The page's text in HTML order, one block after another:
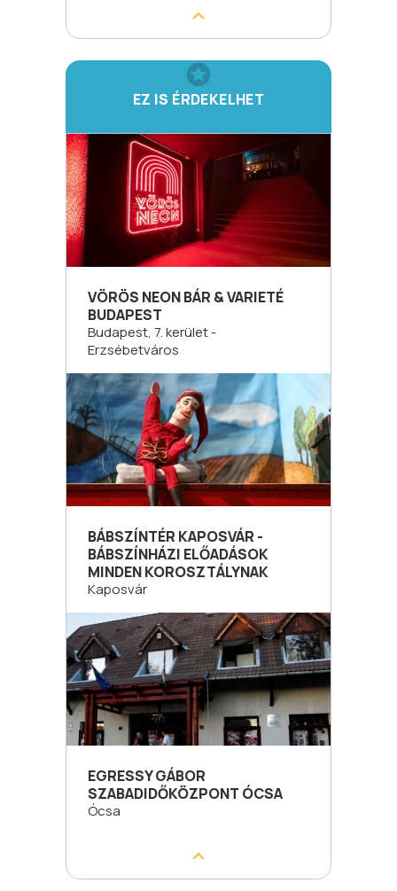
EZ IS ÉRDEKELHET
VÖRÖS NEON BÁR & VARIETÉ
BUDAPEST
Budapest, 7. kerület -
Erzsébetváros
BÁBSZÍNTÉR KAPOSVÁR -
BÁBSZÍNHÁZI ELŐADÁSOK
MINDEN KOROSZTÁLYNAK
Kaposvár
EGRESSY GÁBOR
SZABADIDŐKÖZPONT ÓCSA
Ócsa